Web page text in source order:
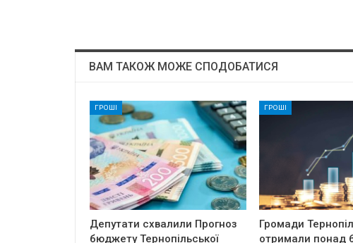
ВАМ ТАКОЖ МОЖЕ СПОДОБАТИСЯ
ГРОШІ
Депутати схвалили Прогноз
бюджету Тернопільської
ГРОШІ
Громади
отримали понад